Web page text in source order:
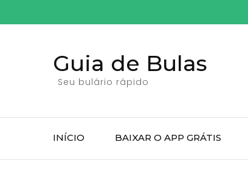
para
Guia de Bulas
Seu bulário rápido
INÍCIO BAIXAR O APP GRÁTIS